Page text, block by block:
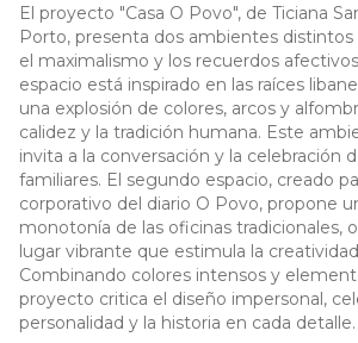
El proyecto "Casa O Povo", de Ticiana
Porto, presenta dos ambientes
el maximalismo y los recuerdos
espacio está inspirado en las raíces
una explosión de colores, arcos y
calidez y la tradición humana. Este
invita a la conversación y la celebración
familiares. El segundo espacio, creado
corporativo del diario O Povo, propone
monotonía de las oficinas tradicionales,
lugar vibrante que estimula la
Combinando colores intensos y
proyecto critica el diseño impersonal,
personalidad y la historia en cada detalle.